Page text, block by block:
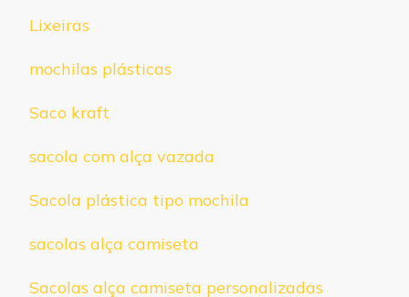
Lixeiras
mochilas plásticas
Saco kraft
sacola com alça vazada
Sacola plástica tipo mochila
sacolas alça camiseta
Sacolas alça camiseta personalizadas